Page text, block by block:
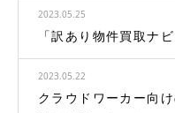
2023.05.25
「訳あり物件買取ナ
2023.05.22
クラウドワーカー向